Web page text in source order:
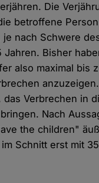
Die
betroffene
nach Schwere
Jahren. Bisher
also maximal bis
Verbrechen in
Nach
the children"
Schnitt erst mit